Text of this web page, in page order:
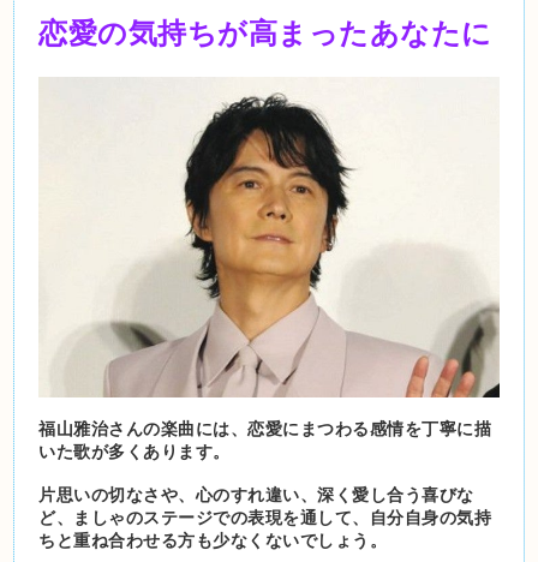
恋愛の気持ちが高まったあなたに
福山雅治さんの楽曲には、恋愛にまつわる感情を丁寧に描
いた歌が多くあります。
片思いの切なさや、心のすれ違い、深く愛し合う喜びな
ど、ましゃのステージでの表現を通して、自分自身の気持
ちと重ね合わせる方も少なくないでしょう。